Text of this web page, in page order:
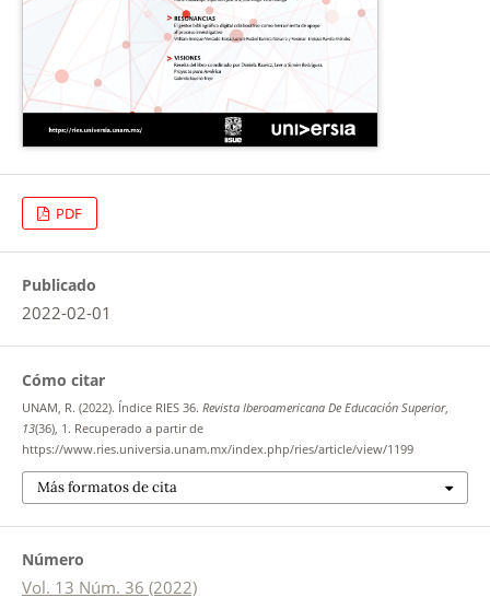
PDF
Publicado
2022-02-01
Cómo citar
UNAM, R. (2022). Índice RIES 36. Revista Iberoamericana De Educación Superior,
13(36), 1. Recuperado a partir de
https://www.ries.universia.unam.mx/index.php/ries/article/view/1199
Más formatos de cita
Número
Vol. 13 Núm. 36 (2022)